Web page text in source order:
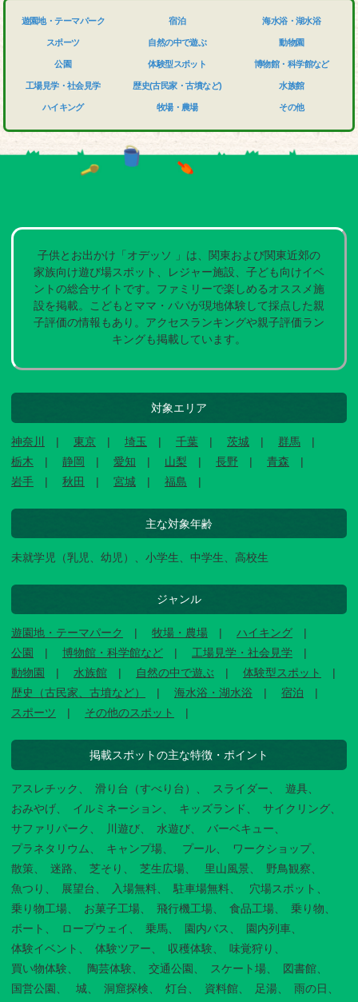
遊園地・テーマパーク
スポーツ
公園
工場見学・社会見学
ハイキング
宿泊
自然の中で遊ぶ
体験型スポット
歴史(古民家・古墳など)
牧場・農場
海水浴・湖水浴
動物園
博物館・科学館など
水族館
その他
子供とお出かけ「オデッソ 」は、関東および関東近郊の
家族向け遊び場スポット、レジャー施設、子ども向けイベ
ントの総合サイトです。ファミリーで楽しめるオススメ施
設を掲載。こどもとママ・パパが現地体験して採点した親
子評価の情報もあり。アクセスランキングや親子評価ラン
キングも掲載しています。
対象エリア
神奈川 東京 埼玉 千葉 茨城
群馬
栃木
静岡 愛知 山梨 長野
青森
岩手
秋田 宮城 福島
主な対象年齢
未就学児（乳児、幼児）、小学生、中学生、高校生
ジャンル
遊園地・テーマパーク 牧場・農場
ハイキング
公園
博物館・科学館など
工場見学・社会見学
動物園
水族館 自然の中で遊ぶ
体験型スポット
歴史（古民家、古墳など）
海水浴・湖水浴
宿泊
スポーツ
その他のスポット
掲載スポットの主な特徴・ポイント
アスレチック 滑り台（すべり台） スライダー
遊具
おみやげ
イルミネーション キッズランド
サイクリング
サファリパーク
川遊び 水遊び
バーベキュー
プラネタリウム
キャンプ場 プール
ワークショップ
散策
迷路 芝そり 芝生広場 里山風景
野鳥観察
魚つり
展望台 入場無料 駐車場無料
穴場スポット
乗り物工場
お菓子工場 飛行機工場 食品工場
乗り物
ボート
ロープウェイ 乗馬 園内バス
園内列車
体験イベント
体験ツアー 収穫体験
味覚狩り
買い物体験
陶芸体験 交通公園 スケート場
図書館
国営公園
城 洞窟探検 灯台 資料館 足湯 雨の日